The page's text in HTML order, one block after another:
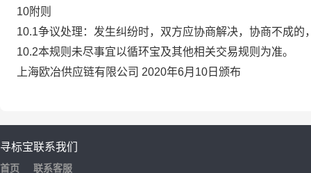
10附则
10.1争议处理：发生纠纷时，双方应协商解决，协商不成
10.2本规则未尽事宜以循环宝及其他相关交易规则为准。
上海欧冶供应链有限公司 2020年6月10日颁布
寻标宝
首页
联系我们
联系客服